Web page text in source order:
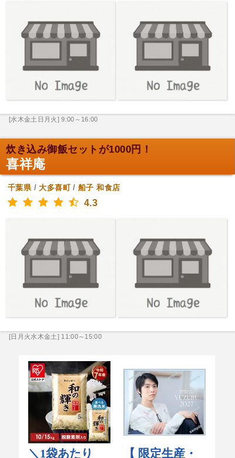
[水木金土日月火] 9:00～16:00
炊き込み御飯セットが1000円！
喜祥庵
千葉県/大多喜町/船子 和食店
4.3
[日月火水木金土] 11:00～15:00